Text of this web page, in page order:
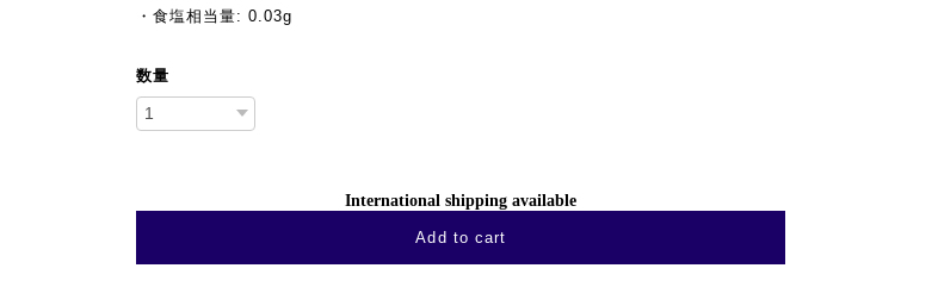
・食塩相当量: 0.03g
数量
International shipping available
Add to cart